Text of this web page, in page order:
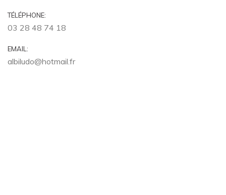
TÉLÉPHONE:
03 28 48 74 18
EMAIL:
albiludo@hotmail.fr